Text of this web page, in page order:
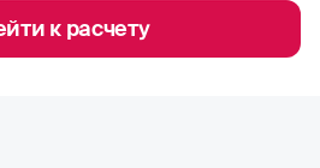
к расчету